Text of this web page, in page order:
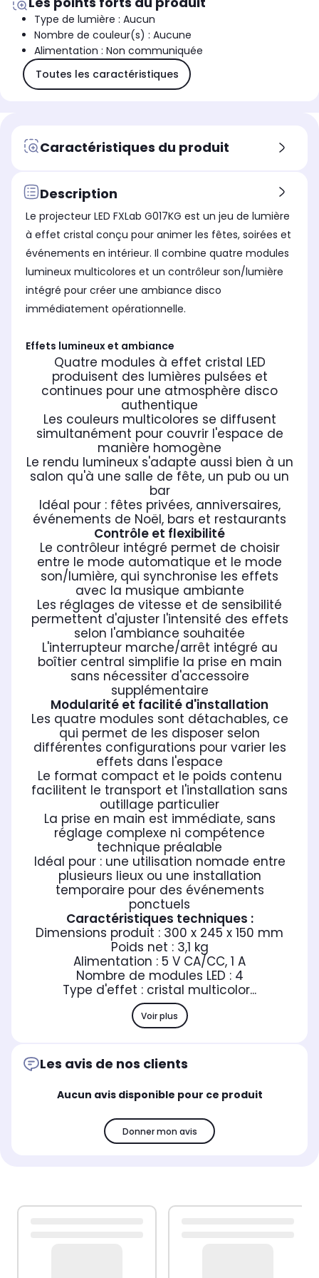
Type de lumière : Aucun
Nombre de couleur(s) : Aucune
Alimentation : Non communiquée
Toutes les caractéristiques
Caractéristiques du produit
Description
Le projecteur LED FXLab G017KG est un jeu de lumière
à effet cristal conçu pour animer les fêtes, soirées et
événements en intérieur. Il combine quatre modules
lumineux multicolores et un contrôleur son/lumière
intégré pour créer une ambiance disco
immédiatement opérationnelle.
Effets lumineux et ambiance
Quatre modules à effet cristal LED
produisent des lumières pulsées et
continues pour une atmosphère disco
authentique
Les couleurs multicolores se diffusent
simultanément pour couvrir l'espace de
manière homogène
Le rendu lumineux s'adapte aussi bien à un
salon qu'à une salle de fête, un pub ou un
bar
Idéal pour : fêtes privées, anniversaires,
événements de Noël, bars et restaurants
Contrôle et flexibilité
Le contrôleur intégré permet de choisir
entre le mode automatique et le mode
son/lumière, qui synchronise les effets
avec la musique ambiante
Les réglages de vitesse et de sensibilité
permettent d'ajuster l'intensité des effets
selon l'ambiance souhaitée
L'interrupteur marche/arrêt intégré au
boîtier central simplifie la prise en main
sans nécessiter d'accessoire
supplémentaire
Modularité et facilité d'installation
Les quatre modules sont détachables, ce
qui permet de les disposer selon
différentes configurations pour varier les
effets dans l'espace
Le format compact et le poids contenu
facilitent le transport et l'installation sans
outillage particulier
La prise en main est immédiate, sans
réglage complexe ni compétence
technique préalable
Idéal pour : une utilisation nomade entre
plusieurs lieux ou une installation
temporaire pour des événements
ponctuels
Caractéristiques techniques :
Dimensions produit : 300 x 245 x 150 mm
Poids net : 3,1 kg
Alimentation : 5 V CA/CC, 1 A
Nombre de modules LED : 4
Type d'effet : cristal multicolor...
Voir plus
Les avis de nos clients
Aucun avis disponible pour ce produit
Donner mon avis